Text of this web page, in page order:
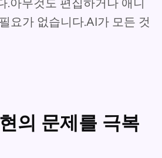
.아무것도 편집하거나 애니
요가 없습니다.AI가 모든 것
의 문제를 극복